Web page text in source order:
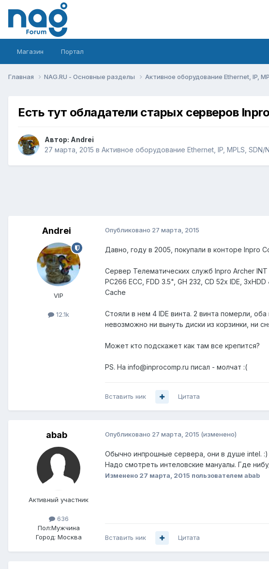
Магазин Портал
Главная NAG.RU - Основные разделы Активное оборудование Ethernet, IP,
Есть тут обладатели старых серверов Inpro
Автор: Andrei
27 марта, 2015 в Активное оборудование Ethernet, IP, MPLS, SDN/
Andrei
VIP
12.1k
Опубликовано 27 марта, 2015
Давно, году в 2005, покупали в конторе Inpro
Сервер Телематических служб Inpro Archer INT
PC266 ECC, FDD 3.5", GH 232, CD 52x IDE,
Cache
Стояли в нем 4 IDE винта. 2 винта померли,
невозможно ни вынуть диски из корзинки, ни
Может кто подскажет как там все крепится?
PS. На info@inprocomp.ru писал - молчат :(
Вставить ник Цитата
abab
Активный участник
636
Пол:Мужчина
Город: Москва
Опубликовано 27 марта, 2015 (изменено)
Обычно инпрошные сервера, они в душе intel. :)
Надо смотреть интеловские мануалы. Где
Изменено 27 марта, 2015 пользователем abab
Вставить ник Цитата